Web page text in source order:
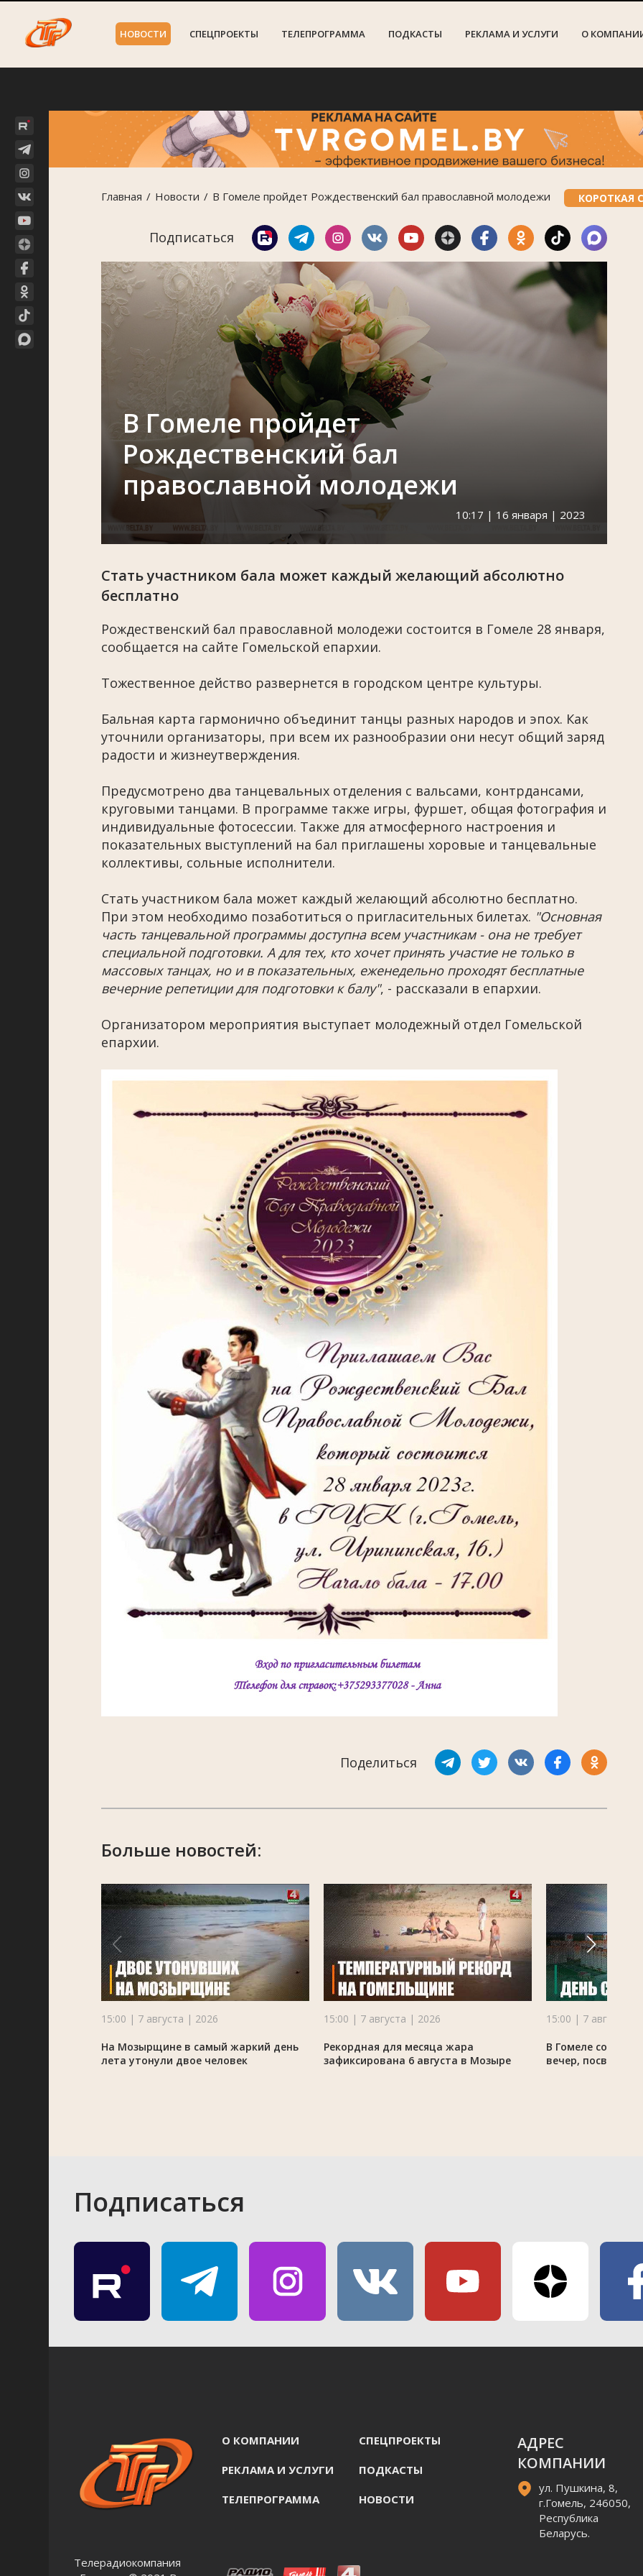
НОВОСТИ СПЕЦПРОЕКТЫ ТЕЛЕПРОГРАММА ПОДКАСТЫ РЕКЛАМА И УСЛУГИ О
В
Главная Новости В Гомеле пройдет Рождественский бал православной молодежи КОРОТКАЯ
Подписаться
В Гомеле пройдет
Рождественский бал
православной молодежи
10:17 | 16 января | 2023
Стать участником бала может каждый желающий абсолютно
бесплатно
Рождественский бал православной молодежи состоится в Гомеле 28 января,
сообщается на сайте Гомельской епархии.
Тожественное действо развернется в городском центре культуры.
Бальная карта гармонично объединит танцы разных народов и эпох. Как
уточнили организаторы, при всем их разнообразии они несут общий заряд
радости и жизнеутверждения.
Предусмотрено два танцевальных отделения с вальсами, контрдансами,
круговыми танцами. В программе также игры, фуршет, общая фотография и
индивидуальные фотосессии. Также для атмосферного настроения и
показательных выступлений на бал приглашены хоровые и танцевальные
коллективы, сольные исполнители.
Стать участником бала может каждый желающий абсолютно бесплатно.
При этом необходимо позаботиться о пригласительных билетах. "Основная
часть танцевальной программы доступна всем участникам - она не требует
специальной подготовки. А для тех, кто хочет принять участие не только в
массовых танцах, но и в показательных, еженедельно проходят бесплатные
вечерние репетиции для подготовки к балу", - рассказали в епархии.
Организатором мероприятия выступает молодежный отдел Гомельской
епархии.
Поделиться
Больше новостей:
15:00 | 7 августа | 2026
На Мозырщине в самый жаркий день
лета утонули двое человек
15:00 | 7 августа | 2026
Рекордная для месяца жара
зафиксирована 6 августа в Мозыре
15:00 | 7 августа |
В Гомеле
вечер,
Подписаться
Телерадиокомпания
О КОМПАНИИ СПЕЦПРОЕКТЫ
РЕКЛАМА И УСЛУГИ ПОДКАСТЫ
ТЕЛЕПРОГРАММА НОВОСТИ
АДРЕС
КОМПАНИИ
ул. Пушкина, 8,
г.Гомель, 246050,
Республика
Беларусь.